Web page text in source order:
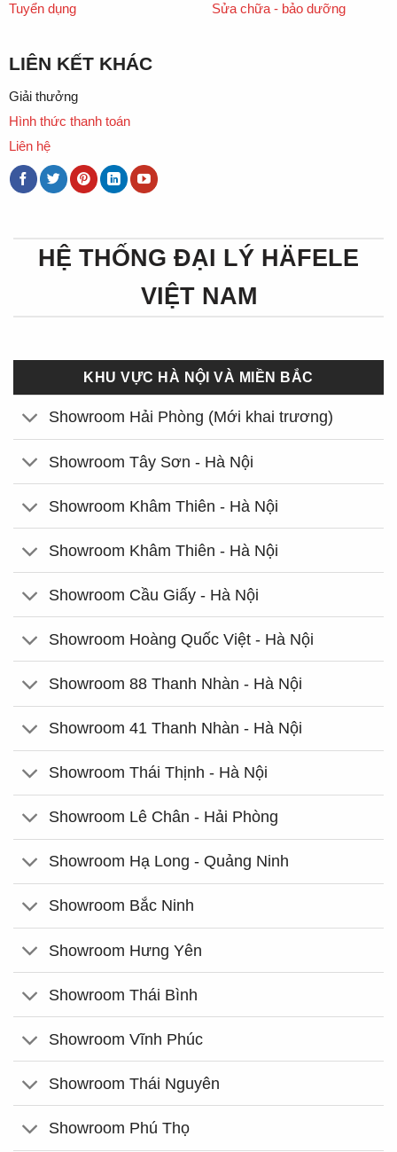
Tuyển dụng
Sửa chữa - bảo dưỡng
LIÊN KẾT KHÁC
Giải thưởng
Hình thức thanh toán
Liên hệ
HỆ THỐNG ĐẠI LÝ HÄFELE
VIỆT NAM
KHU VỰC HÀ NỘI VÀ MIỀN BẮC
Showroom Hải Phòng (Mới khai trương)
Showroom Tây Sơn - Hà Nội
Showroom Khâm Thiên - Hà Nội
Showroom Khâm Thiên - Hà Nội
Showroom Cầu Giấy - Hà Nội
Showroom Hoàng Quốc Việt - Hà Nội
Showroom 88 Thanh Nhàn - Hà Nội
Showroom 41 Thanh Nhàn - Hà Nội
Showroom Thái Thịnh - Hà Nội
Showroom Lê Chân - Hải Phòng
Showroom Hạ Long - Quảng Ninh
Showroom Bắc Ninh
Showroom Hưng Yên
Showroom Thái Bình
Showroom Vĩnh Phúc
Showroom Thái Nguyên
Showroom Phú Thọ